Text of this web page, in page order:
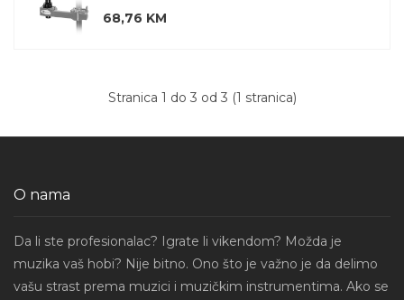
68,76 KM
Stranica 1 do 3 od 3 (1 stranica)
O nama
Da li ste profesionalac? Igrate li vikendom? Možda je
muzika vaš hobi? Nije bitno. Ono što je važno je da delimo
vašu strast prema muzici i muzičkim instrumentima. Ako se